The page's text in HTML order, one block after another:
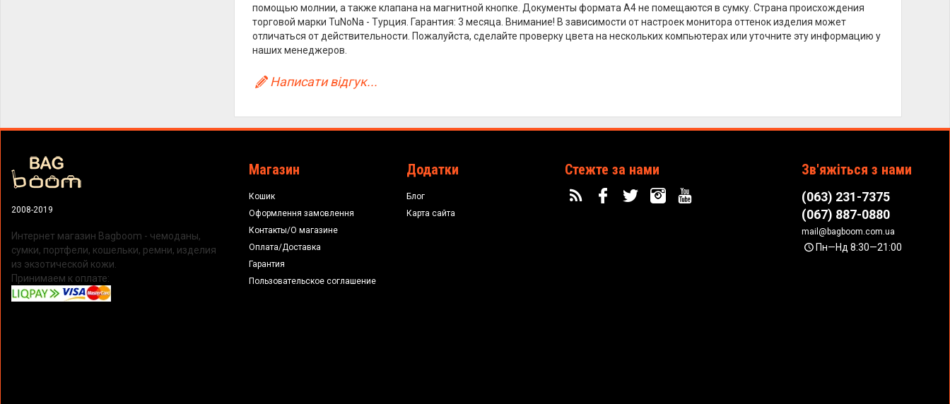
помощью молнии, а также клапана на магнитной кнопке. Документы формата А4 не помещаются в сумку. Страна происхождения
торговой марки TuNoNа - Турция. Гарантия: 3 месяца. Внимание! В зависимости от настроек монитора оттенок изделия может
отличаться от действительности. Пожалуйста, сделайте проверку цвета на нескольких компьютерах или уточните эту информацию у
наших менеджеров.
Написати відгук...
2008-2019
Интернет магазин Bagboom - чемоданы,
сумки, портфели, кошельки, ремни, изделия
из экзотической кожи.
Принимаем к оплате:
Магазин
Кошик
Оформлення замовлення
Контакты/О магазине
Оплата/Доставка
Гарантия
Пользовательское соглашение
Додатки
Блог
Карта сайта
Стежте за нами Зв'яжіться з нами
(063) 231-7375
(067) 887-0880
mail@bagboom.com.ua
Пн—Нд 8:30—21:00